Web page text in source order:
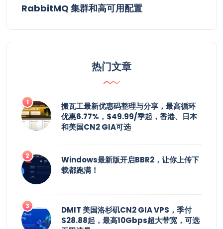
RabbitMQ 集群和高可用配置
热门文章
搬瓦工最新优惠码整理与分享，最高循环
优惠6.77%，$49.99/季起，香港、日本
和美国CN2 GIA可选
Windows最新版开启BBR2，让你上传下
载都跑满！
DMIT 美国洛杉矶CN2 GIA VPS，季付
$28.88起，最高10Gbps超大带宽，可选